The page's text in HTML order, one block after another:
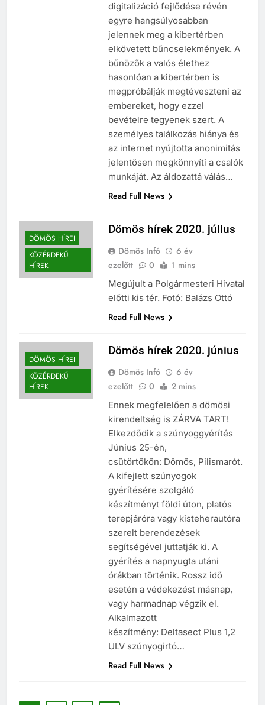
digitalizáció fejlődése révén
egyre hangsúlyosabban
jelennek meg a kibertérben
elkövetett bűncselekmények. A
bűnözők a valós élethez
hasonlóan a kibertérben is
megpróbálják megtéveszteni az
embereket, hogy ezzel
bevételre tegyenek szert. A
személyes találkozás hiánya és
az internet nyújtotta anonimitás
jelentősen megkönnyíti a csalók
munkáját. Az áldozattá válás…
Read Full News
DÖMÖS HÍREI
KÖZÉRDEKŰ
HÍREK
Dömös hírek 2020. július
Dömös Infó
6 év
ezelőtt
0 1 mins
Megújult a Polgármesteri Hivatal
előtti kis tér. Fotó: Balázs Ottó
Read Full News
DÖMÖS HÍREI
KÖZÉRDEKŰ
HÍREK
Dömös hírek 2020. június
Dömös Infó
6 év
ezelőtt
0 2 mins
Ennek megfelelően a dömösi
kirendeltség is ZÁRVA TART!
Elkezdődik a szúnyoggyérítés
Június 25-én,
csütörtökön: Dömös, Pilismarót.
A kifejlett szúnyogok
gyérítésére szolgáló
készítményt földi úton, platós
terepjáróra vagy kisteherautóra
szerelt berendezések
segítségével juttatják ki. A
gyérítés a napnyugta utáni
órákban történik. Rossz idő
esetén a védekezést másnap,
vagy harmadnap végzik el.
Alkalmazott
készítmény: Deltasect Plus 1,2
ULV szúnyogirtó…
Read Full News